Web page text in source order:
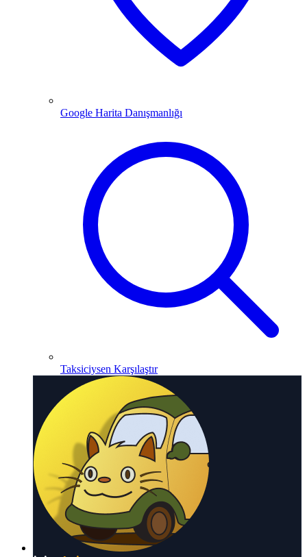
Google Harita Danışmanlığı
Taksiciysen Karşılaştır